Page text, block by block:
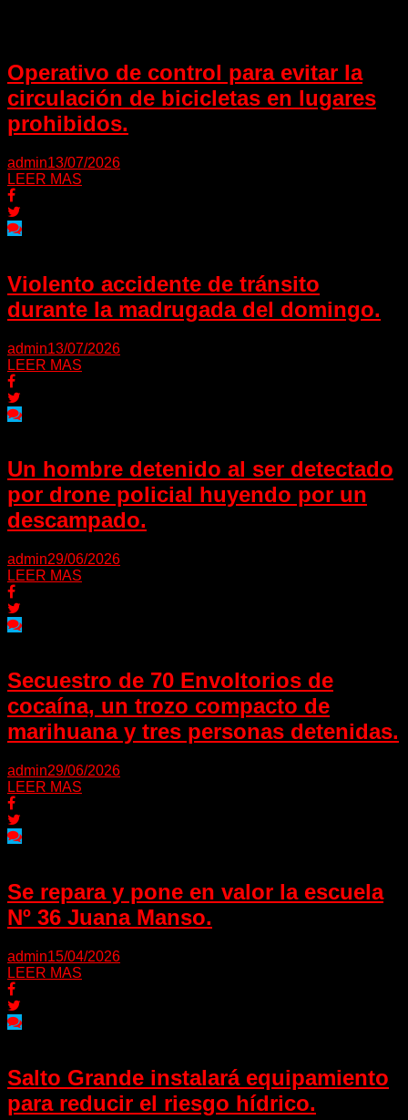
Operativo de control para evitar la
circulación de bicicletas en lugares
prohibidos.
admin13/07/2026
LEER MAS
Violento accidente de tránsito
durante la madrugada del domingo.
admin13/07/2026
LEER MAS
Un hombre detenido al ser detectado
por drone policial huyendo por un
descampado.
admin29/06/2026
LEER MAS
Secuestro de 70 Envoltorios de
cocaína, un trozo compacto de
marihuana y tres personas detenidas.
admin29/06/2026
LEER MAS
Se repara y pone en valor la escuela
Nº 36 Juana Manso.
admin15/04/2026
LEER MAS
Salto Grande instalará equipamiento
para reducir el riesgo hídrico.